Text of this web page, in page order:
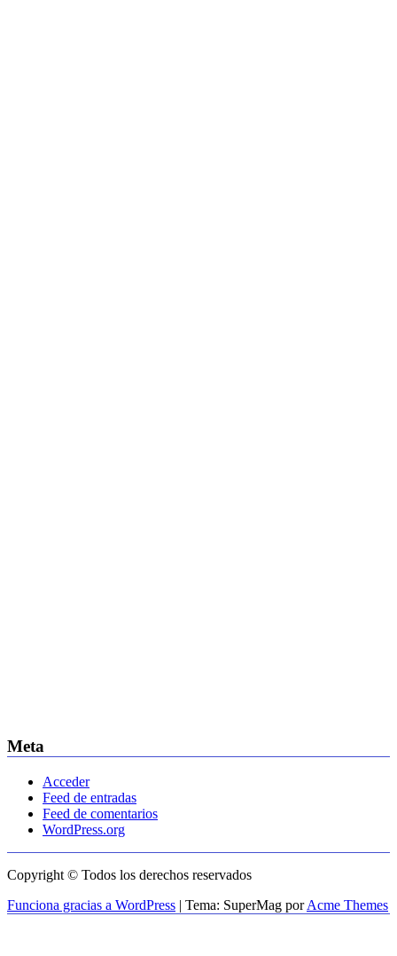
Meta
Acceder
Feed de entradas
Feed de comentarios
WordPress.org
Copyright © Todos los derechos reservados
Funciona gracias a WordPress | Tema: SuperMag porAcme Themes